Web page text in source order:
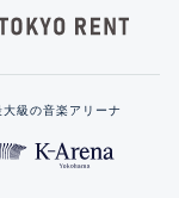
大級の音楽アリーナ